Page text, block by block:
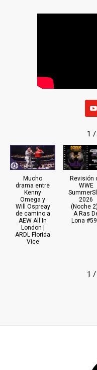
1 /
Mucho
drama entre
Kenny
Omega y
Will Ospreay
de camino a
AEW All In
London |
ARDL Florida
Vice
Revisión
WWE
2026
(Noche 2) |
A Ras
Lona
1 /